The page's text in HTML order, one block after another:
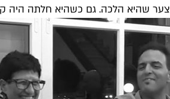
צער שהיא הלכה. גם כשהיא חלתה היה